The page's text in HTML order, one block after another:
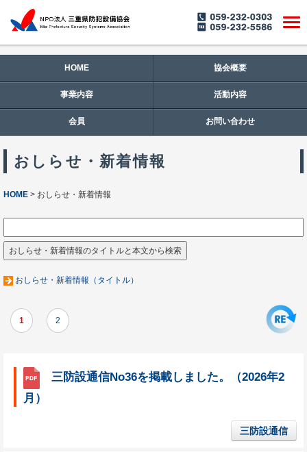
HOME 協会概要
事業内容 活動内容
会員 お問い合わせ
おしらせ・新着情報
HOME おしらせ・新着情報
おしらせ・新着情報（タイトル）
1 2
三防設通信No36を掲載しました。（2026年2
月）
三防設通信